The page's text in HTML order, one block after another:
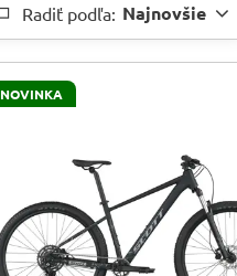
Radiť podľa: Najnovšie
NOVINKA